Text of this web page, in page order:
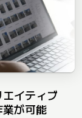
イティブ
が可能